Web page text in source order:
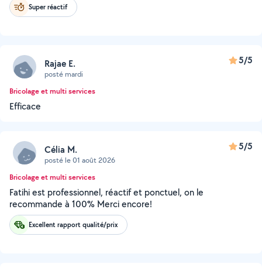
Super réactif
Rajae E.
posté mardi
5/5
Bricolage et multi services
Efficace
Célia M.
posté le 01 août 2026
5/5
Bricolage et multi services
Fatihi est professionnel, réactif et ponctuel, on le
recommande à 100% Merci encore!
Excellent rapport qualité/prix